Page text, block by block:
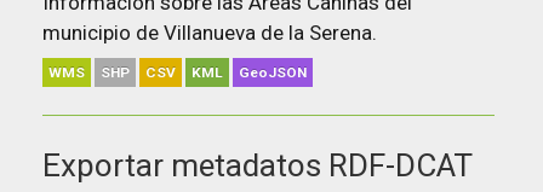
municipio de Villanueva de la Serena.
WMS SHP CSV KML GeoJSON
Exportar metadatos RDF-DCAT